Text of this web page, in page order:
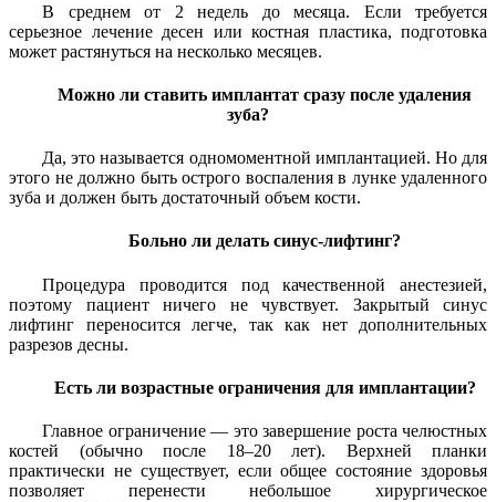
В среднем от 2 недель до месяца. Если требуется
серьезное лечение десен или костная пластика, подготовка
может растянуться на несколько месяцев.
Можно ли ставить имплантат сразу после удаления
зуба?
Да, это называется одномоментной имплантацией. Но для
этого не должно быть острого воспаления в лунке удаленного
зуба и должен быть достаточный объем кости.
Больно ли делать синус-лифтинг?
Процедура проводится под качественной анестезией,
поэтому пациент ничего не чувствует. Закрытый синус
лифтинг переносится легче, так как нет дополнительных
разрезов десны.
Есть ли возрастные ограничения для имплантации?
Главное ограничение — это завершение роста челюстных
костей (обычно после 18–20 лет). Верхней планки
практически не существует, если общее состояние здоровья
позволяет перенести небольшое хирургическое